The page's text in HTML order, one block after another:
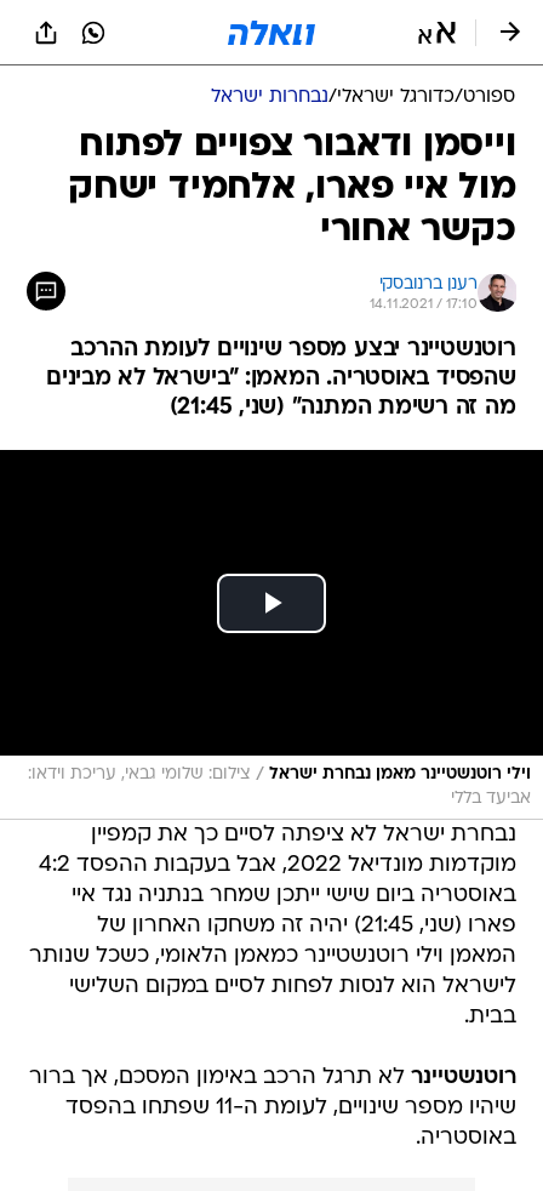
ספורט/כדורגל ישראלי/נבחרות ישראל
וייסמן ודאבור צפויים לפתוח
מול איי פארו, אלחמיד ישחק
כקשר אחורי
רענן ברנובסקי
14.11.2021 / 17:10
רוטנשטיינר יבצע מספר שינויים לעומת ההרכב
שהפסיד באוסטריה. המאמן: "בישראל לא מבינים
מה זה רשימת המתנה" (שני, 21:45)
וילי רוטנשטיינר מאמן נבחרת ישראל / צילום: שלומי גבאי, עריכת וידאו:
אביעד בללי
נבחרת ישראל לא ציפתה לסיים כך את קמפיין
מוקדמות מונדיאל 2022, אבל בעקבות ההפסד 4:2
באוסטריה ביום שישי ייתכן שמחר בנתניה נגד איי
פארו (שני, 21:45) יהיה זה משחקו האחרון של
המאמן וילי רוטנשטיינר כמאמן הלאומי, כשכל שנותר
לישראל הוא לנסות לפחות לסיים במקום השלישי
בבית.
רוטנשטיינר לא תרגל הרכב באימון המסכם, אך ברור
שיהיו מספר שינויים, לעומת ה-11 שפתחו בהפסד
באוסטריה.